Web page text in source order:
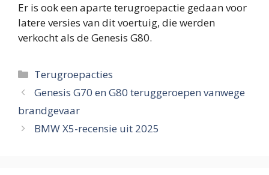
Er is ook een aparte terugroepactie gedaan voor
latere versies van dit voertuig, die werden
verkocht als de Genesis G80.
Categorieën
Terugroepacties
Genesis G70 en G80 teruggeroepen vanwege
brandgevaar
BMW X5-recensie uit 2025